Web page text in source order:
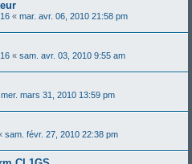
« mar. avr. 06, 2010 21:58 pm
« sam. avr. 03, 2010 9:55 am
mer. mars 31, 2010 13:59 pm
sam. févr. 27, 2010 22:38 pm